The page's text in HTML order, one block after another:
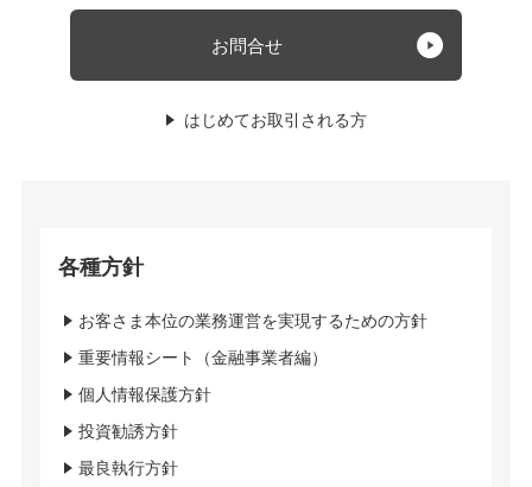
お問合せ
はじめてお取引される方
各種方針
お客さま本位の業務運営を実現するための方針
重要情報シート（金融事業者編）
個人情報保護方針
投資勧誘方針
最良執行方針